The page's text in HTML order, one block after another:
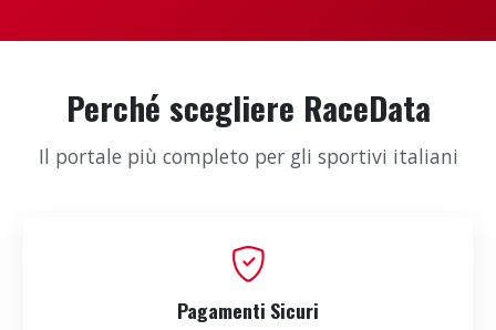
Perché scegliere RaceData
Il portale più completo per gli sportivi italiani
Pagamenti Sicuri